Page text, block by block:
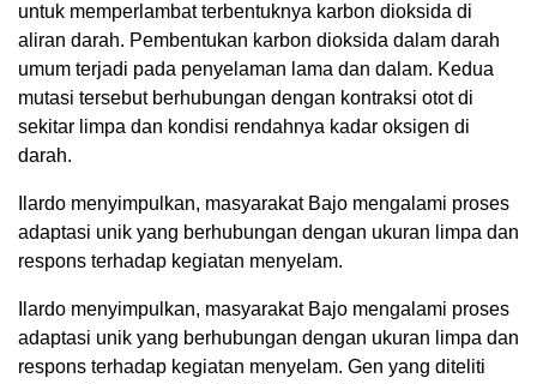
untuk memperlambat terbentuknya karbon dioksida di
aliran darah. Pembentukan karbon dioksida dalam darah
umum terjadi pada penyelaman lama dan dalam. Kedua
mutasi tersebut berhubungan dengan kontraksi otot di
sekitar limpa dan kondisi rendahnya kadar oksigen di
darah.
Ilardo menyimpulkan, masyarakat Bajo mengalami proses
adaptasi unik yang berhubungan dengan ukuran limpa dan
respons terhadap kegiatan menyelam.
Ilardo menyimpulkan, masyarakat Bajo mengalami proses
adaptasi unik yang berhubungan dengan ukuran limpa dan
respons terhadap kegiatan menyelam. Gen yang diteliti